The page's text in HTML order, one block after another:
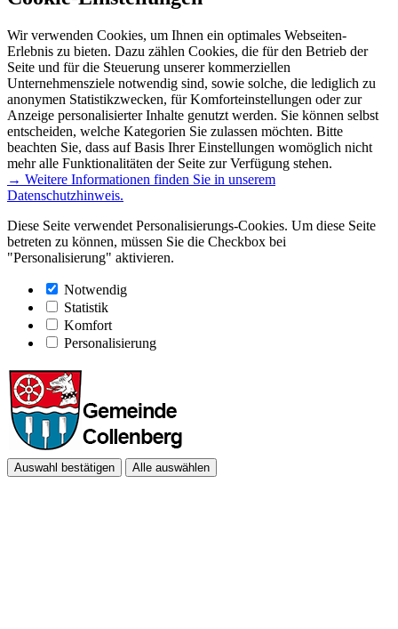
Wir verwenden Cookies, um Ihnen ein optimales Webseiten-
Erlebnis zu bieten. Dazu zählen Cookies, die für den Betrieb der
Seite und für die Steuerung unserer kommerziellen
Unternehmensziele notwendig sind, sowie solche, die lediglich zu
anonymen Statistikzwecken, für Komforteinstellungen oder zur
Anzeige personalisierter Inhalte genutzt werden. Sie können selbst
entscheiden, welche Kategorien Sie zulassen möchten. Bitte
beachten Sie, dass auf Basis Ihrer Einstellungen womöglich nicht
mehr alle Funktionalitäten der Seite zur Verfügung stehen.
→ Weitere Informationen finden Sie in unserem
Datenschutzhinweis.
Diese Seite verwendet Personalisierungs-Cookies. Um diese Seite
betreten zu können, müssen Sie die Checkbox bei
"Personalisierung" aktivieren.
Notwendig
Statistik
Komfort
Personalisierung
Auswahl bestätigen Alle auswählen